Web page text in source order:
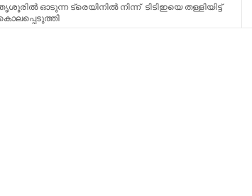
ഓടുന്ന ട്രെയിനില്‍ നിന്ന് ടിടിഇയെ തള്ളിയിട്ട്